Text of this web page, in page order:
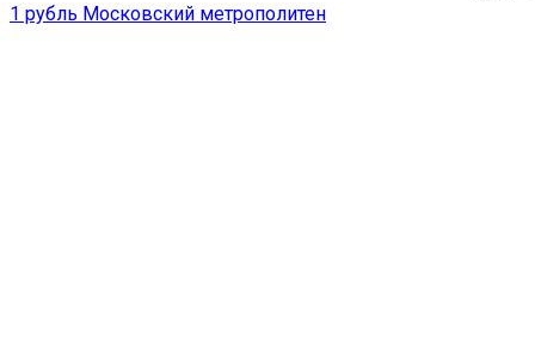
1 рубль Московский метрополитен